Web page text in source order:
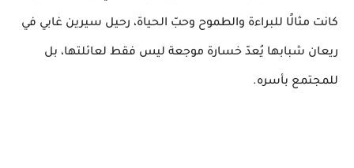
كانت مثالًا للبراءة والطموح وحبّ الحياة، رحيل سيرين غابي في
ريعان شبابها يُعدّ خسارة موجعة ليس فقط لعائلتها، بل
للمجتمع بأسره.